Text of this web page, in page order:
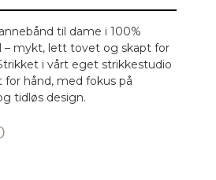
til dame i 100%
– mykt, lett tovet og skapt for
i vårt eget strikkestudio
hånd, med fokus på
tidløs design.